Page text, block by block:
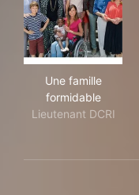
Une famille
formidable
Lieutenant DCRI